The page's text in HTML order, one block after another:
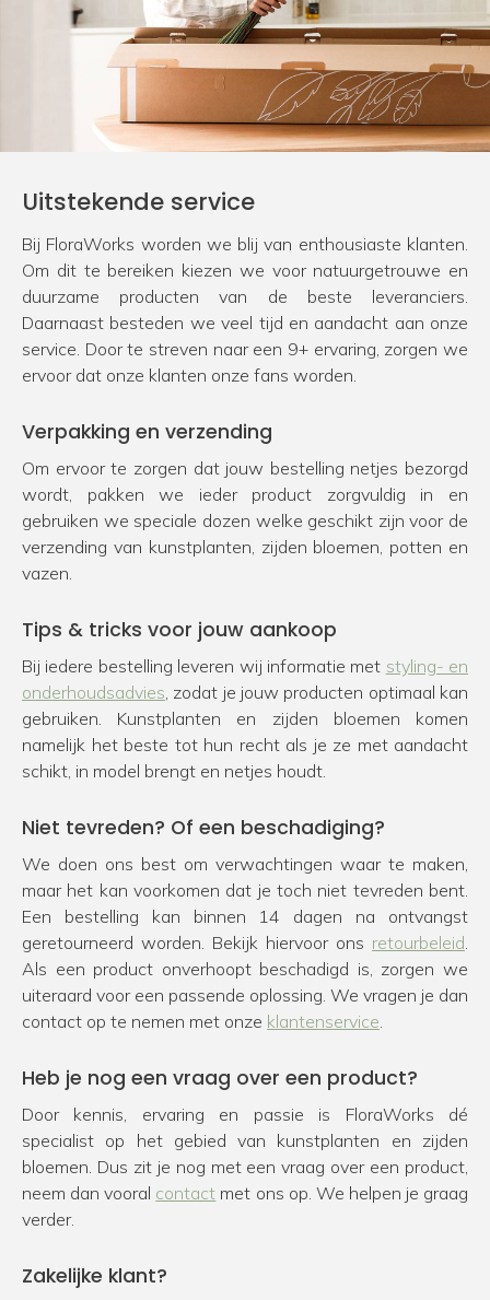
Uitstekende service
Bij FloraWorks worden we blij van enthousiaste klanten.
Om dit te bereiken kiezen we voor natuurgetrouwe en
duurzame producten van de beste leveranciers.
Daarnaast besteden we veel tijd en aandacht aan onze
service. Door te streven naar een 9+ ervaring, zorgen we
ervoor dat onze klanten onze fans worden.
Verpakking en verzending
Om ervoor te zorgen dat jouw bestelling netjes bezorgd
wordt, pakken we ieder product zorgvuldig in en
gebruiken we speciale dozen welke geschikt zijn voor de
verzending van kunstplanten, zijden bloemen, potten en
vazen.
Tips & tricks voor jouw aankoop
Bij iedere bestelling leveren wij informatie met styling- en
onderhoudsadvies, zodat je jouw producten optimaal kan
gebruiken. Kunstplanten en zijden bloemen komen
namelijk het beste tot hun recht als je ze met aandacht
schikt, in model brengt en netjes houdt.
Niet tevreden? Of een beschadiging?
We doen ons best om verwachtingen waar te maken,
maar het kan voorkomen dat je toch niet tevreden bent.
Een bestelling kan binnen 14 dagen na ontvangst
geretourneerd worden. Bekijk hiervoor ons retourbeleid.
Als een product onverhoopt beschadigd is, zorgen we
uiteraard voor een passende oplossing. We vragen je dan
contact op te nemen met onze klantenservice.
Heb je nog een vraag over een product?
Door kennis, ervaring en passie is FloraWorks dé
specialist op het gebied van kunstplanten en zijden
bloemen. Dus zit je nog met een vraag over een product,
neem dan vooral contact met ons op. We helpen je graag
verder.
Zakelijke klant?